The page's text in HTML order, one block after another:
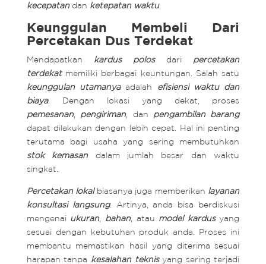
kecepatandan ketepatan waktu.
Keunggulan Membeli Dari
Percetakan Dus Terdekat
Mendapatkan kardus polosdari percetakan
terdekatmemiliki berbagai keuntungan. Salah satu
keunggulan utamanyaadalah efisiensi waktu dan
biaya. Dengan lokasi yang dekat, proses
pemesanan, pengiriman, dan pengambilan barang
dapat dilakukan dengan lebih cepat. Hal ini penting
terutama bagi usaha yang sering membutuhkan
stok kemasandalam jumlah besar dan waktu
singkat.
Percetakan lokalbiasanya juga memberikan layanan
konsultasi langsung. Artinya, anda bisa berdiskusi
mengenai ukuran, bahan, atau model kardusyang
sesuai dengan kebutuhan produk anda. Proses ini
membantu memastikan hasil yang diterima sesuai
harapan tanpa kesalahan teknisyang sering terjadi